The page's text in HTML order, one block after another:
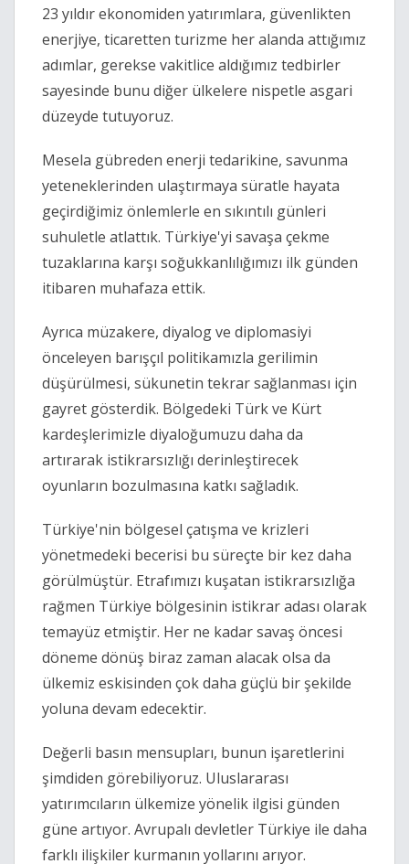
23 yıldır ekonomiden yatırımlara, güvenlikten
enerjiye, ticaretten turizme her alanda attığımız
adımlar, gerekse vakitlice aldığımız tedbirler
sayesinde bunu diğer ülkelere nispetle asgari
düzeyde tutuyoruz.
Mesela gübreden enerji tedarikine, savunma
yeteneklerinden ulaştırmaya süratle hayata
geçirdiğimiz önlemlerle en sıkıntılı günleri
suhuletle atlattık. Türkiye'yi savaşa çekme
tuzaklarına karşı soğukkanlılığımızı ilk günden
itibaren muhafaza ettik.
Ayrıca müzakere, diyalog ve diplomasiyi
önceleyen barışçıl politikamızla gerilimin
düşürülmesi, sükunetin tekrar sağlanması için
gayret gösterdik. Bölgedeki Türk ve Kürt
kardeşlerimizle diyaloğumuzu daha da
artırarak istikrarsızlığı derinleştirecek
oyunların bozulmasına katkı sağladık.
Türkiye'nin bölgesel çatışma ve krizleri
yönetmedeki becerisi bu süreçte bir kez daha
görülmüştür. Etrafımızı kuşatan istikrarsızlığa
rağmen Türkiye bölgesinin istikrar adası olarak
temayüz etmiştir. Her ne kadar savaş öncesi
döneme dönüş biraz zaman alacak olsa da
ülkemiz eskisinden çok daha güçlü bir şekilde
yoluna devam edecektir.
Değerli basın mensupları, bunun işaretlerini
şimdiden görebiliyoruz. Uluslararası
yatırımcıların ülkemize yönelik ilgisi günden
güne artıyor. Avrupalı devletler Türkiye ile daha
farklı ilişkiler kurmanın yollarını arıyor.